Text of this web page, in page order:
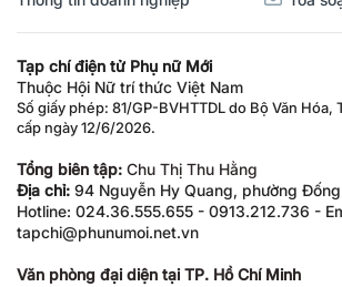
Tạp chí điện tử Phụ nữ Mới
Thuộc Hội Nữ trí thức Việt Nam
Số giấy phép: 81/GP-BVHTTDL do Bộ Văn Hóa,
cấp ngày 12/6/2026.
Tổng biên tập: Chu Thị Thu Hằng
Địa chỉ: 94 Nguyễn Hy Quang, phường Đống
Hotline: 024.36.555.655 - 0913.212.736 -
tapchi@phunumoi.net.vn
Văn phòng đại diện tại TP. Hồ Chí Minh